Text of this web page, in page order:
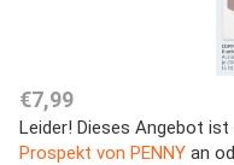
€7,99
Leider! Dieses Angebot
Prospekt von PENNY an